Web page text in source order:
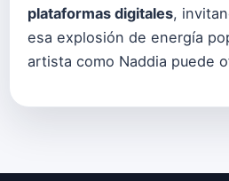
plataformas digitales,
esa explosión de energía
artista como Naddia puede